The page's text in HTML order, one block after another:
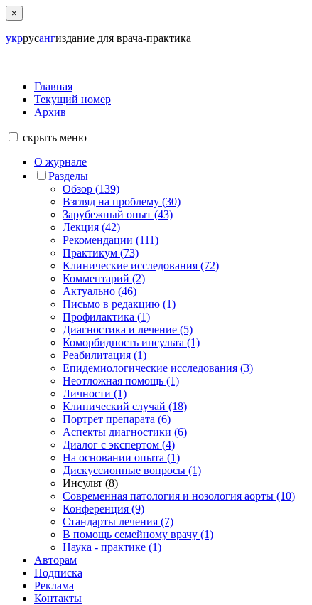
×
укррусангиздание для врача-практика
Главная
Текущий номер
Архив
скрыть меню
О журнале
Разделы
Обзор (139)
Взгляд на проблему (30)
Зарубежный опыт (43)
Лекция (42)
Рекомендации (111)
Практикум (73)
Клинические исследования (72)
Комментарий (2)
Актуально (46)
Письмо в редакцию (1)
Профилактика (1)
Диагностика и лечение (5)
Коморбидность инсульта (1)
Реабилитация (1)
Епидемиологические исследования (3)
Неотложная помощь (1)
Личности (1)
Клинический случай (18)
Портрет препарата (6)
Аспекты диагностики (6)
Диалог с экспертом (4)
На основании опыта (1)
Дискуссионные вопросы (1)
Инсульт (8)
Современная патология и нозология аорты (10)
Конференция (9)
Стандарты лечения (7)
В помощь семейному врачу (1)
Наука - практике (1)
Авторам
Подписка
Реклама
Контакты